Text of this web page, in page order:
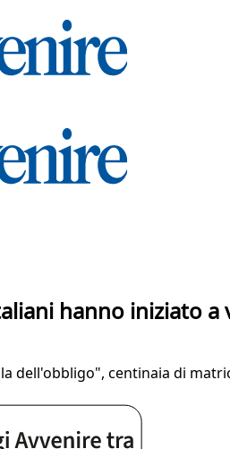
hanno iniziato a
dell'obbligo", centinaia di